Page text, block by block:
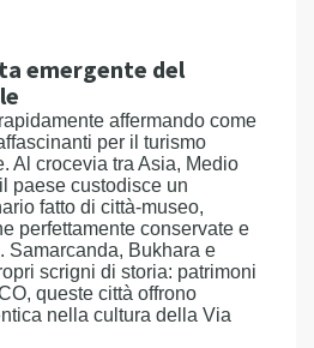
emergente del
affermando come
per il turismo
Al crocevia tra Asia, Medio
paese custodisce un
fatto di città-museo,
perfettamente conservate e
Samarcanda, Bukhara e
scrigni di storia: patrimoni
queste città offrono
nella cultura della Via